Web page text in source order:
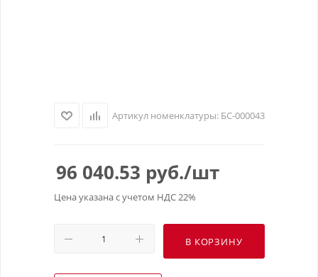
Артикул номенклатуры: БС-000043
96 040.53 руб./шт
Цена указана с учетом НДС 22%
В КОРЗИНУ